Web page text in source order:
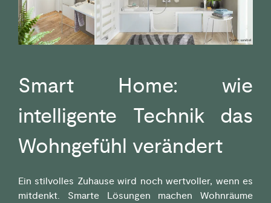
Smart Home: wie
intelligente Technik das
Wohngefühl verändert
Ein stilvolles Zuhause wird noch wertvoller, wenn es
mitdenkt. Smarte Lösungen machen Wohnräume